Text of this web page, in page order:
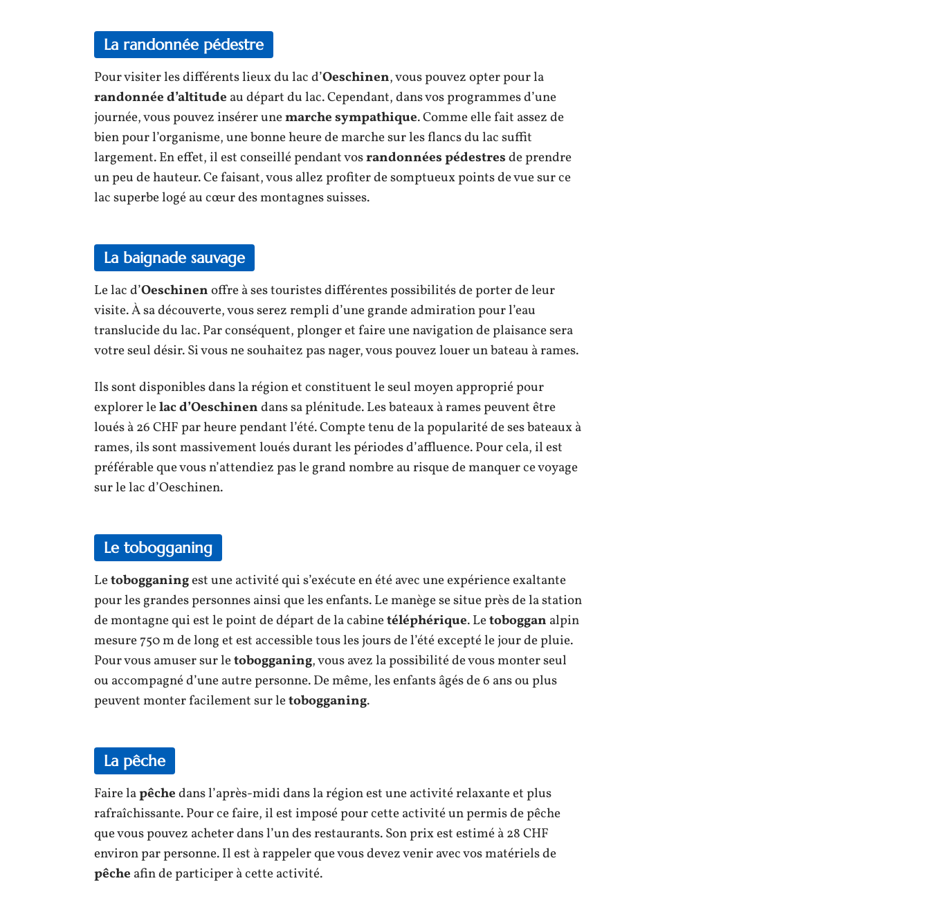
La randonnée pédestre
Pour visiter les différents lieux du lac d’Oeschinen, vous pouvez opter pour la
randonnée d’altitude au départ du lac. Cependant, dans vos programmes d’une
journée, vous pouvez insérer unemarche sympathique. Comme elle fait assez de
bien pour l’organisme, une bonne heure de marche sur les flancs du lac suffit
largement. En effet, il est conseillé pendant vosrandonnées pédestresde prendre
un peu de hauteur. Ce faisant, vous allez profiter de somptueux points de vue sur ce
lac superbe logé au cœur des montagnes suisses.
La baignade sauvage
Le lac d’Oeschinenoffre à ses touristes différentes possibilités de porter de leur
visite. À sa découverte, vous serez rempli d’une grande admiration pour l’eau
translucide du lac. Par conséquent, plonger et faire une navigation de plaisance sera
votre seul désir. Si vous ne souhaitez pas nager, vous pouvez louer un bateau à rames.
Ils sont disponibles dans la région et constituent le seul moyen approprié pour
explorer lelac d’Oeschinendans sa plénitude. Les bateaux à rames peuvent être
loués à 26 CHF par heure pendant l’été. Compte tenu de la popularité de ses bateaux à
rames, ils sont massivement loués durant les périodes d’affluence. Pour cela, il est
préférable que vous n’attendiez pas le grand nombre au risque de manquer ce voyage
sur le lac d’Oeschinen.
Le tobogganing
Letobogganingest une activité qui s’exécute en été avec une expérience exaltante
pour les grandes personnes ainsi que les enfants. Le manège se situe près de la station
de montagne qui est le point de départ de la cabinetéléphérique. Letoboggan alpin
mesure 750 m de long et est accessible tous les jours de l’été excepté le jour de pluie.
Pour vous amuser sur letobogganing, vous avez la possibilité de vous monter seul
ou accompagné d’une autre personne. De même, les enfants âgés de 6 ans ou plus
peuvent monter facilement sur letobogganing.
La pêche
Faire lapêchedans l’après-midi dans la région est une activité relaxante et plus
rafraîchissante. Pour ce faire, il est imposé pour cette activité un permis de pêche
que vous pouvez acheter dans l’un des restaurants. Son prix est estimé à 28 CHF
environ par personne. Il est à rappeler que vous devez venir avec vos matériels de
pêche afin de participer à cette activité.